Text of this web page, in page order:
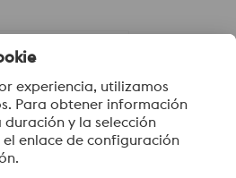
la verificación
FriendlyCaptcha ⇗
Metals Argentina S.A.